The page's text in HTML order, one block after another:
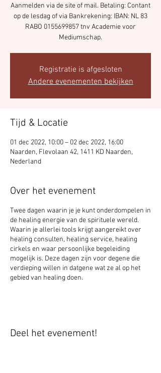
Aanmelden via de site of mail. Betaling: Contant
op de lesdag of via Bankrekening: IBAN: NL 83
RABO 0155699857 tnv Academie voor
Registratie is afgesloten
Andere evenementen bekijken
Tijd & Locatie
01 dec 2022, 10:00 – 02 dec 2022, 16:00
Naarden, Flevolaan 42, 1411 KD Naarden,
Nederland
Over het evenement
Twee dagen waarin je je kunt onderdompelen in
de healing energie van de spirituele wereld.
Waarin je allerlei tools krijgt aangereikt over
healing consulten, healing service, healing
cirkels en waar persoonlijke begeleiding
mogelijk is. Deze dagen zijn voor degene die
verdieping willen in datgene wat ze al op het
gebied van healing doen.
Deel het evenement!